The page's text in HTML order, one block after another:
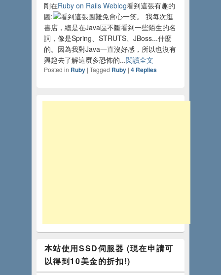
剛在Ruby on Rails Weblog看到這張有趣的
圖:
看到這張圖難免會心一笑。 我每次逛
書店，總是在Java區不斷看到一些陌生的名
詞，像是Spring、STRUTS、JBoss...什麼
的。因為我對Java一直沒好感，所以也沒有
興趣去了解這麼多恐怖的...閱讀全文
Posted in Ruby | Tagged Ruby | 4Replies
本站使用SSD伺服器 (現在申請可
以得到10美金的折扣!)